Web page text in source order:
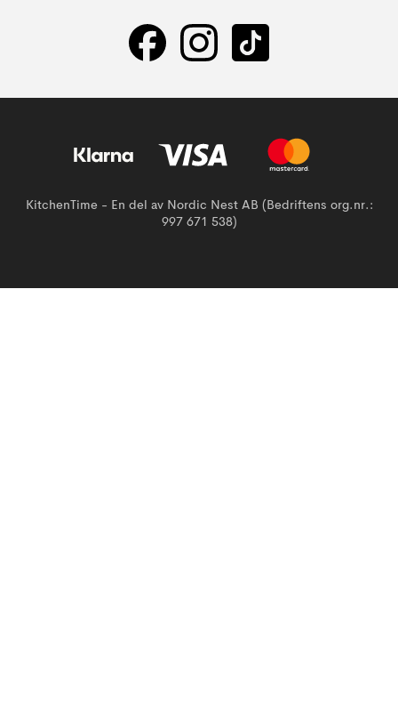
KitchenTime - En del av Nordic Nest AB (Bedriftens org.nr.:
997 671 538)